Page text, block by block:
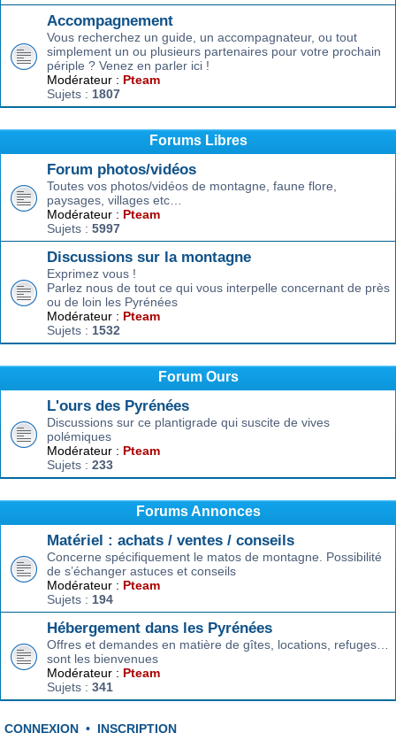
Accompagnement
Vous recherchez un guide, un accompagnateur, ou tout
simplement un ou plusieurs partenaires pour votre prochain
périple ? Venez en parler ici !
Modérateur : Pteam
Sujets : 1807
Forums Libres
Forum photos/vidéos
Toutes vos photos/vidéos de montagne, faune flore,
paysages, villages etc…
Modérateur : Pteam
Sujets : 5997
Discussions sur la montagne
Exprimez vous !
Parlez nous de tout ce qui vous interpelle concernant de près
ou de loin les Pyrénées
Modérateur : Pteam
Sujets : 1532
Forum Ours
L'ours des Pyrénées
Discussions sur ce plantigrade qui suscite de vives
polémiques
Modérateur : Pteam
Sujets : 233
Forums Annonces
Matériel : achats / ventes / conseils
Concerne spécifiquement le matos de montagne. Possibilité
de s’échanger astuces et conseils
Modérateur : Pteam
Sujets : 194
Hébergement dans les Pyrénées
Offres et demandes en matière de gîtes, locations, refuges…
sont les bienvenues
Modérateur : Pteam
Sujets : 341
CONNEXION • INSCRIPTION